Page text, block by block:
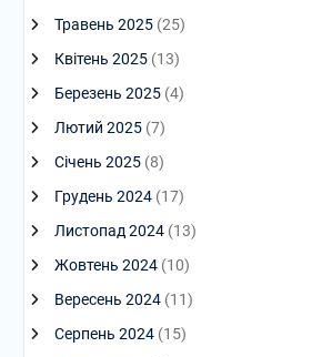
Травень 2025(25)
Квітень 2025(13)
Березень 2025(4)
Лютий 2025(7)
Січень 2025(8)
Грудень 2024(17)
Листопад 2024(13)
Жовтень 2024(10)
Вересень 2024(11)
Серпень 2024(15)